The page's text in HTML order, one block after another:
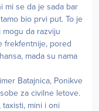
mi se da je sada bar
bio prvi put. To je
da razviju
frekfentnije, pored
mada su nama
Batajnica, Ponikve
za civilne letove.
mini i oni